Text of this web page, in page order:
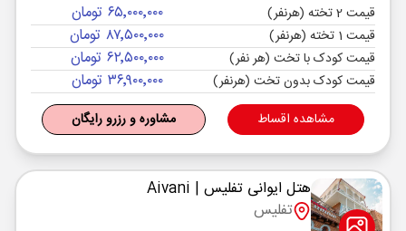
قیمت 2 تخته (هرنفر) ۶۵٬۰۰۰٬۰۰۰ تومان
قیمت 1 تخته (هرنفر) ۸۷٬۵۰۰٬۰۰۰ تومان
قیمت کودک با تخت (هر نفر) ۶۲٬۵۰۰٬۰۰۰ تومان
قیمت کودک بدون تخت (هرنفر) ۳۶٬۹۰۰٬۰۰۰ تومان
مشاهده اقساط مشاوره و رزرو رایگان
هتل ایوانی تفلیس | Aivani
تفلیس